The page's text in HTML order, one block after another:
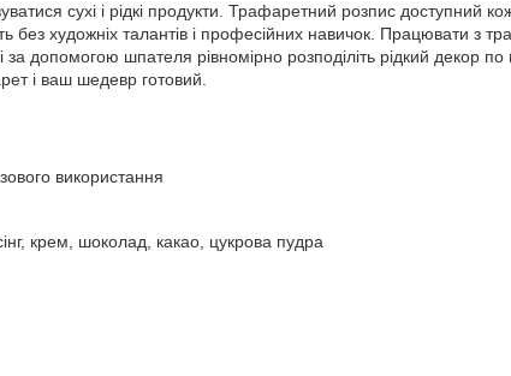
сухі і рідкі продукти. Трафаретний розпис доступний
без художніх талантів і професійних навичок. Працювати з
за допомогою шпателя рівномірно розподіліть рідкий декор
і ваш шедевр готовий.
використання
крем, шоколад, какао, цукрова пудра